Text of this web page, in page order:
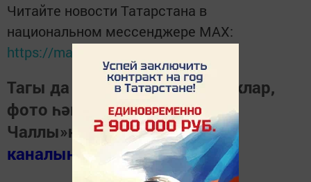
Читайте новости Татарстана в
национальном мессенджере MАХ:
https://max.ru/tatmedia
Тагы да кызыклырак яңалыклар,
фото һәм видеолар «Шәһри
Чаллы»ның MAX
каналында (язылыгыз).